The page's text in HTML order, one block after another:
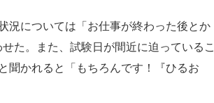
況については「お仕事が終わった後とか
た。また、試験日が間近に迫っているこ
聞かれると「もちろんです！『ひるお